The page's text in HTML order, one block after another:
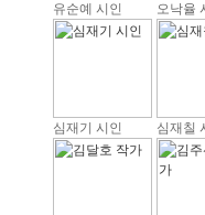
유순예 시인 오낙율
심재기 시인 심재칠